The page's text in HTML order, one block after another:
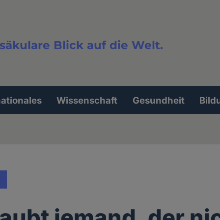
Blick auf die Welt.
Wissenschaft Gesundheit